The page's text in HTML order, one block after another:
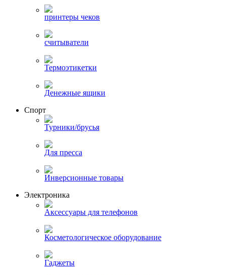
принтеры чеков
считыватели
Термоэтикетки
Денежные ящики
Спорт
Турники/брусья
Для пресса
Инверсионные товары
Электроника
Аксессуары для телефонов
Косметологическое оборудование
Гаджеты